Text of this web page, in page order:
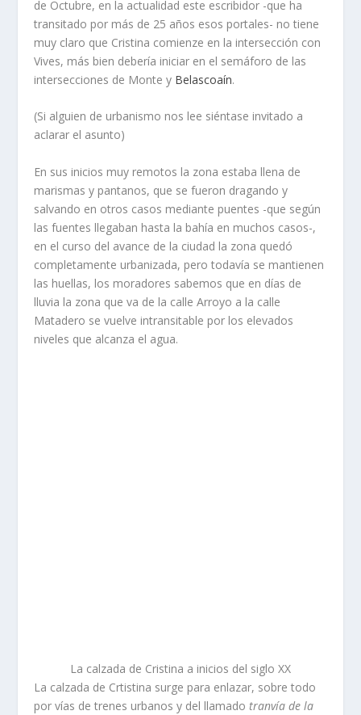
de Octubre, en la actualidad este escribidor -que ha
transitado por más de 25 años esos portales- no tiene
muy claro que Cristina comienze en la intersección con
Vives, más bien debería iniciar en el semáforo de las
intersecciones de Monte y Belascoaín.
(Si alguien de urbanismo nos lee siéntase invitado a
aclarar el asunto)
En sus inicios muy remotos la zona estaba llena de
marismas y pantanos, que se fueron dragando y
salvando en otros casos mediante puentes -que según
las fuentes llegaban hasta la bahía en muchos casos-,
en el curso del avance de la ciudad la zona quedó
completamente urbanizada, pero todavía se mantienen
las huellas, los moradores sabemos que en días de
lluvia la zona que va de la calle Arroyo a la calle
Matadero se vuelve intransitable por los elevados
niveles que alcanza el agua.
La calzada de Cristina a inicios del siglo XX
La calzada de Crtistina surge para enlazar, sobre todo
por vías de trenes urbanos y del llamadotranvía de la